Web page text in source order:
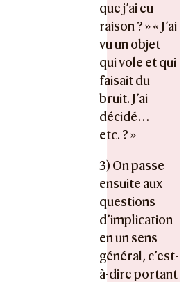
que j’ai eu
raison ? » « J’ai
vu un objet
qui vole et qui
faisait du
bruit. J’ai
décidé…
etc. ? »
3) On passe
ensuite aux
questions
d’implication
en un sens
général, c’est-
à-dire portant